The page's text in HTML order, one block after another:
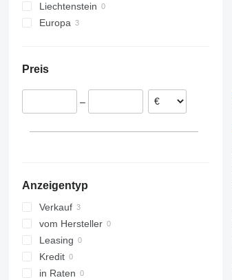
Liechtenstein
Europa
Preis
–
Anzeigentyp
Verkauf
vom Hersteller
Leasing
Kredit
in Raten